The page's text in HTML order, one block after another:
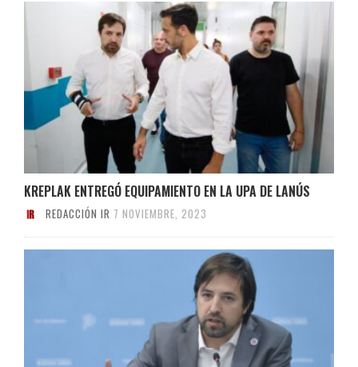
KREPLAK ENTREGÓ EQUIPAMIENTO EN LA UPA DE LANÚS
REDACCIÓN IR 7 NOVIEMBRE, 2023